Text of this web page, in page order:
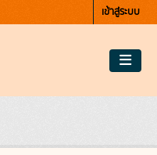
เข้าสู่ระบบ